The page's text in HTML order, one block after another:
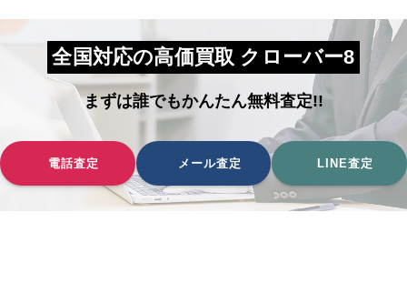
全国対応の高価買取 クローバー8
まずは誰でもかんたん無料査定!!
電話査定 メール査定 LINE査定